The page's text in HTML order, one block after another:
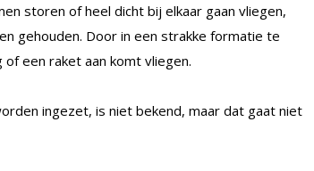
storen of heel dicht bij elkaar gaan vliegen,
gehouden. Door in een strakke formatie te
een raket aan komt vliegen.
ingezet, is niet bekend, maar dat gaat niet